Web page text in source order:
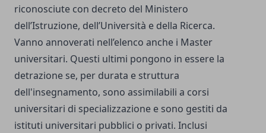
riconosciute con decreto del Ministero
dell’Istruzione, dell’Università e della Ricerca.
Vanno annoverati nell’elenco anche i Master
universitari. Questi ultimi pongono in essere la
detrazione se, per durata e struttura
dell'insegnamento, sono assimilabili a corsi
universitari di specializzazione e sono gestiti da
istituti universitari pubblici o privati. Inclusi